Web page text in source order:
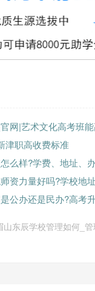
网|艺术文化高考班
津职高收费标准
么样?学费、地址、
资力量好吗?学校地
公办还是民办?高考
山东辰学校管理如何_